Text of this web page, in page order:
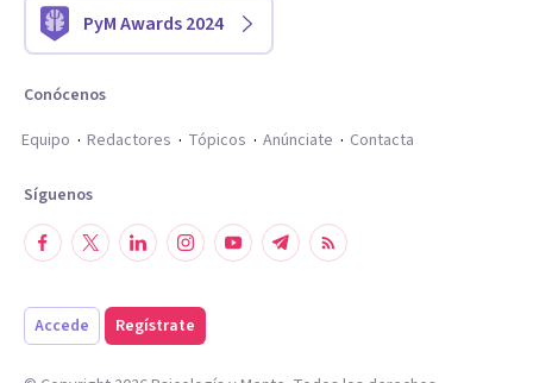
PyM Awards 2024
Conócenos
Equipo
Redactores Tópicos Anúnciate Contacta
Síguenos
Accede Regístrate